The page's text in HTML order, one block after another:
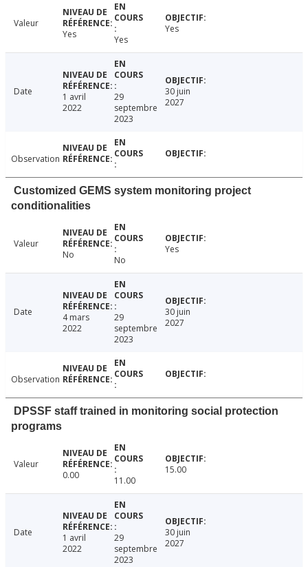
Valeur
Yes
Yes
Yes
Date
1 avril
2022
29
septembre
2023
30 juin
2027
Observation
Customized GEMS system monitoring project
conditionalities
Valeur
No
No
Yes
Date
4 mars
2022
29
septembre
2023
30 juin
2027
Observation
DPSSF staff trained in monitoring social protection
programs
Valeur
0.00
11.00
15.00
Date
1 avril
2022
29
septembre
2023
30 juin
2027